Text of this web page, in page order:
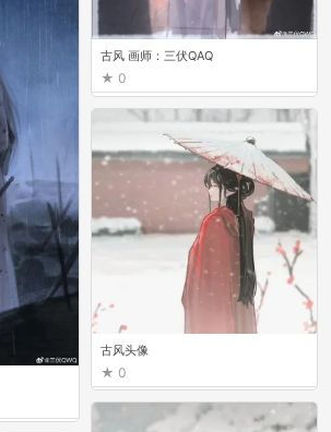
古风头像
0
古风 画师：三伏QAQ
0